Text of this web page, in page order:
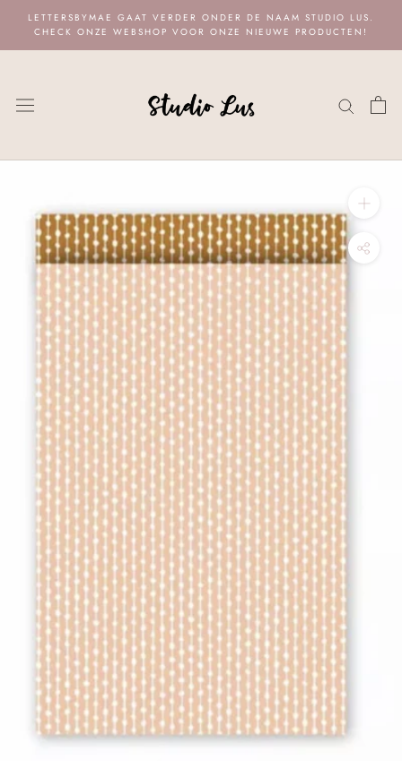
content
LETTERSBYMAE GAAT VERDER ONDER DE NAAM STUDIO LUS.
CHECK ONZE WEBSHOP VOOR ONZE NIEUWE PRODUCTEN!